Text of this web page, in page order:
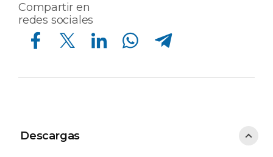
Compartir en
redes sociales
Compartir en Facebook Compartir en Twitter Compartir en Linkedin Compartir en Whatsapp Compartir en Telegram
Descargas
Descargas